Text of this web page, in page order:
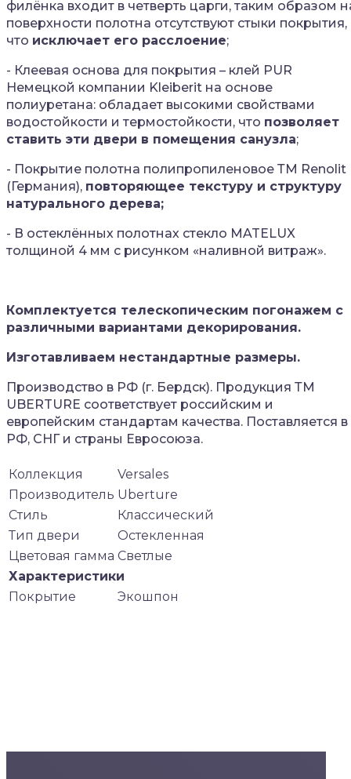
филёнка входит в четверть царги, таким образом
поверхности полотна отсутствуют стыки покрытия,
что исключает его расслоение;
- Клеевая основа для покрытия – клей PUR
Немецкой компании Kleiberit на основе
полиуретана: обладает высокими свойствами
водостойкости и термостойкости, что позволяет
ставить эти двери в помещения санузла;
- Покрытие полотна полипропиленовое ТМ Renolit
(Германия), повторяющее текстуру и структуру
натурального дерева;
- В остеклённых полотнах стекло MATELUX
толщиной 4 мм с рисунком «наливной витраж».
Комплектуется телескопическим погонажем с
различными вариантами декорирования.
Изготавливаем нестандартные размеры.
Производство в РФ (г. Бердск). Продукция ТМ
UBERTURE соответствует российским и
европейским стандартам качества. Поставляется в
РФ, СНГ и страны Евросоюза.
Коллекция
Versales
Производитель Uberture
Стиль
Классический
Тип двери
Остекленная
Цветовая гамма Светлые
Характеристики
Покрытие
Экошпон